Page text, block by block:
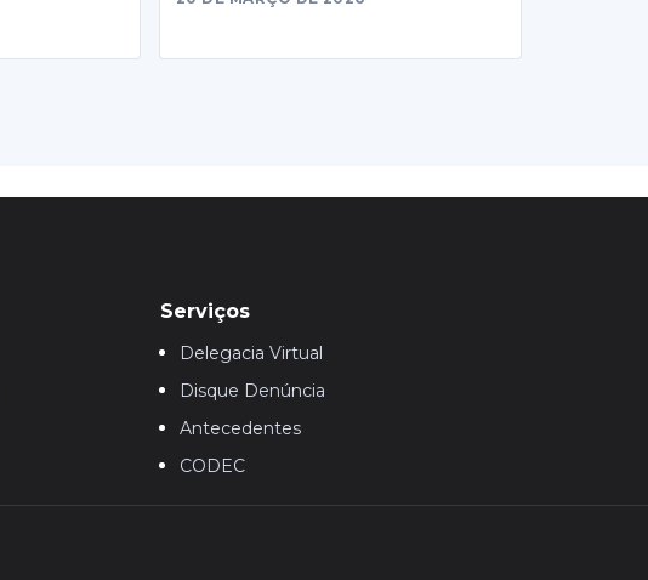
Serviços
Delegacia Virtual
Disque Denúncia
Antecedentes
CODEC